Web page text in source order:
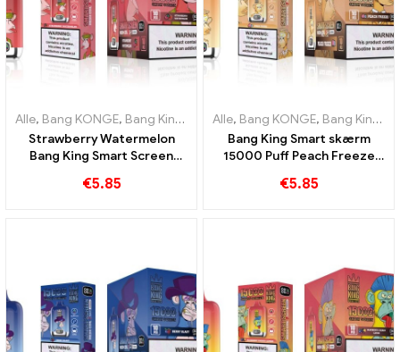
Alle, Bang KONGE, Bang King Smart skærm 15000 Puff ,Engangs
Strawberry Watermelon
Bang King Smart Screen
afslappende fornøjelse af
€5.85
Alle, Bang KONGE, Bang King Smart skærm 15000 Puff
Bang King Smart skærm
15000 Puff Peach Freeze
€5.85